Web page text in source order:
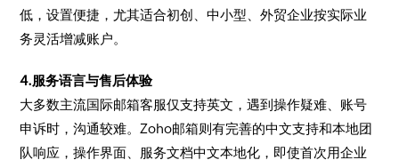
低，设置便捷，尤其适合初创、中小型、外贸企业按实际业
务灵活增减账户。
4.服务语言与售后体验
大多数主流国际邮箱客服仅支持英文，遇到操作疑难、账号
申诉时，沟通较难。Zoho邮箱则有完善的中文支持和本地团
队响应，操作界面、服务文档中文本地化，即使首次用企业